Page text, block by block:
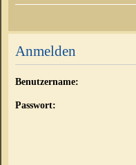
Anmelden
Benutzername:
Passwort: